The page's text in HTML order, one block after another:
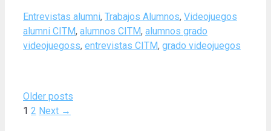
Categories
Entrevistas alumni, Trabajos Alumnos, Videojuegos
alumni CITM, alumnos CITM, alumnos grado
videojuegoss, entrevistas CITM, grado videojuegos
Older posts
Page
1 Page
2 Next →